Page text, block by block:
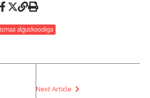
alguskoodiga
Next Article